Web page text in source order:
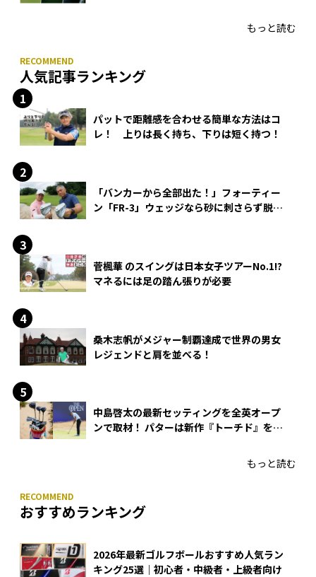
もっと読む
人気記事ランキング
パットで距離感を合わせる簡単な方法はコ
レ！ 上りは長く持ち、下りは短く持つ！
「バンカーから全部出た！」フォーティー
ン「FR-3」ウェッジなら砂に刺さらず脱出
菅楓華 のスイングは日本女子ツアーNo.1!?
マネるには足の踏ん張りが必要
桑木志帆がメジャー制覇達成で世界の男女
レジェンドと肩を並べる！
中島啓太の最新セッティングを全英オープ
ンで取材！ パターは新作『トーチド』を投
もっと読む
おすすめランキング
2026年最新ゴルフボールおすすめ人気ラン
キング25選｜初心者・中級者・上級者向け